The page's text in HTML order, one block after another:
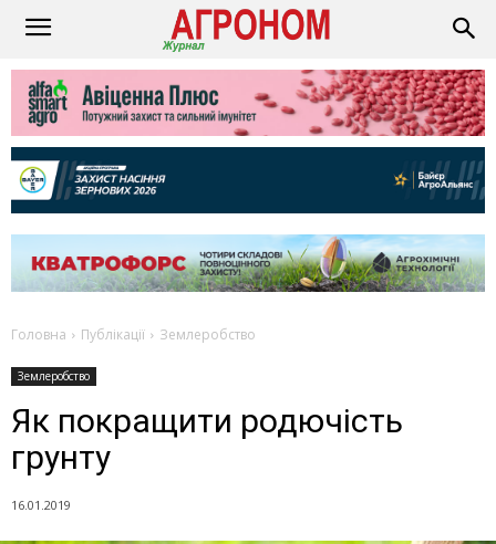
Головна Публікації Землеробство
Землеробство
Як покращити родючість
грунту
16.01.2019